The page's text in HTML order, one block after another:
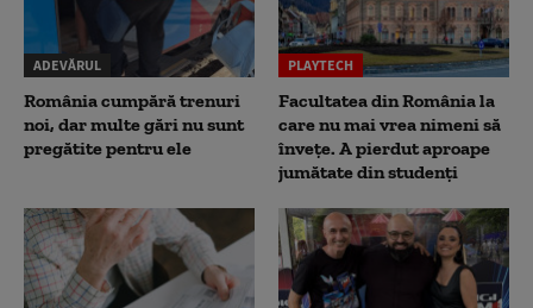
ADEVĂRUL
România cumpără trenuri
noi, dar multe gări nu sunt
pregătite pentru ele
PLAYTECH
Facultatea din România la
care nu mai vrea nimeni să
înveţe. A pierdut aproape
jumătate din studenţi